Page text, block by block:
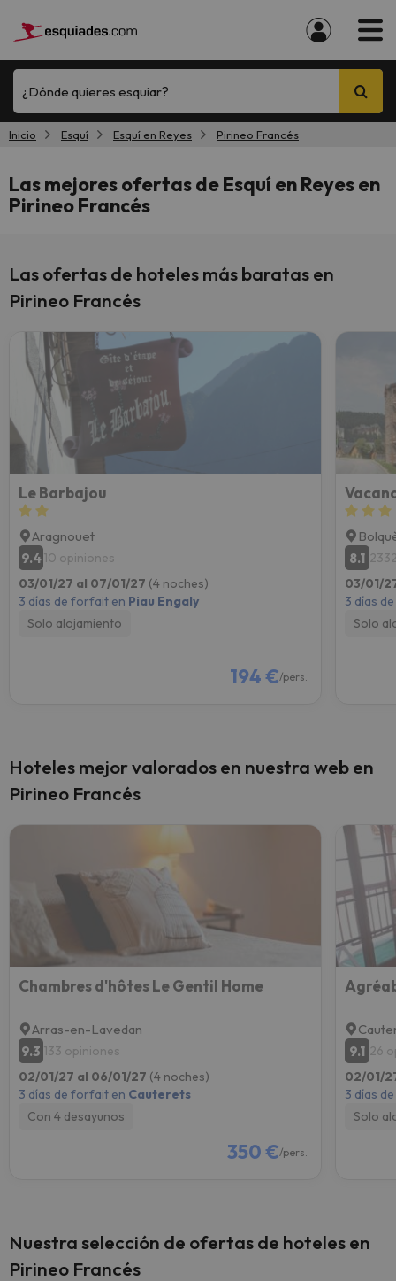
¿Dónde quieres esquiar?
Inicio Esquí Esquí en Reyes Pirineo Francés
Las mejores ofertas de Esquí en Reyes en
Pirineo Francés
Las ofertas de hoteles más baratas en
Pirineo Francés
Le Barbajou
Aragnouet
9.410 opiniones
03/01/27 al 07/01/27 (4 noches)
3 días de forfait en Piau Engaly
Solo alojamiento
194 €/pers.
8.1
03/01/
3 días
Solo
Hoteles mejor valorados en nuestra web en
Pirineo Francés
Chambres d'hôtes Le Gentil Home
Arras-en-Lavedan
9.3 133 opiniones
02/01/27 al 06/01/27 (4 noches)
3 días de forfait en Cauterets
Con 4 desayunos
350 €/pers.
9.1 26
02/01/
3 días
Solo
Nuestra selección de ofertas de hoteles en
Pirineo Francés